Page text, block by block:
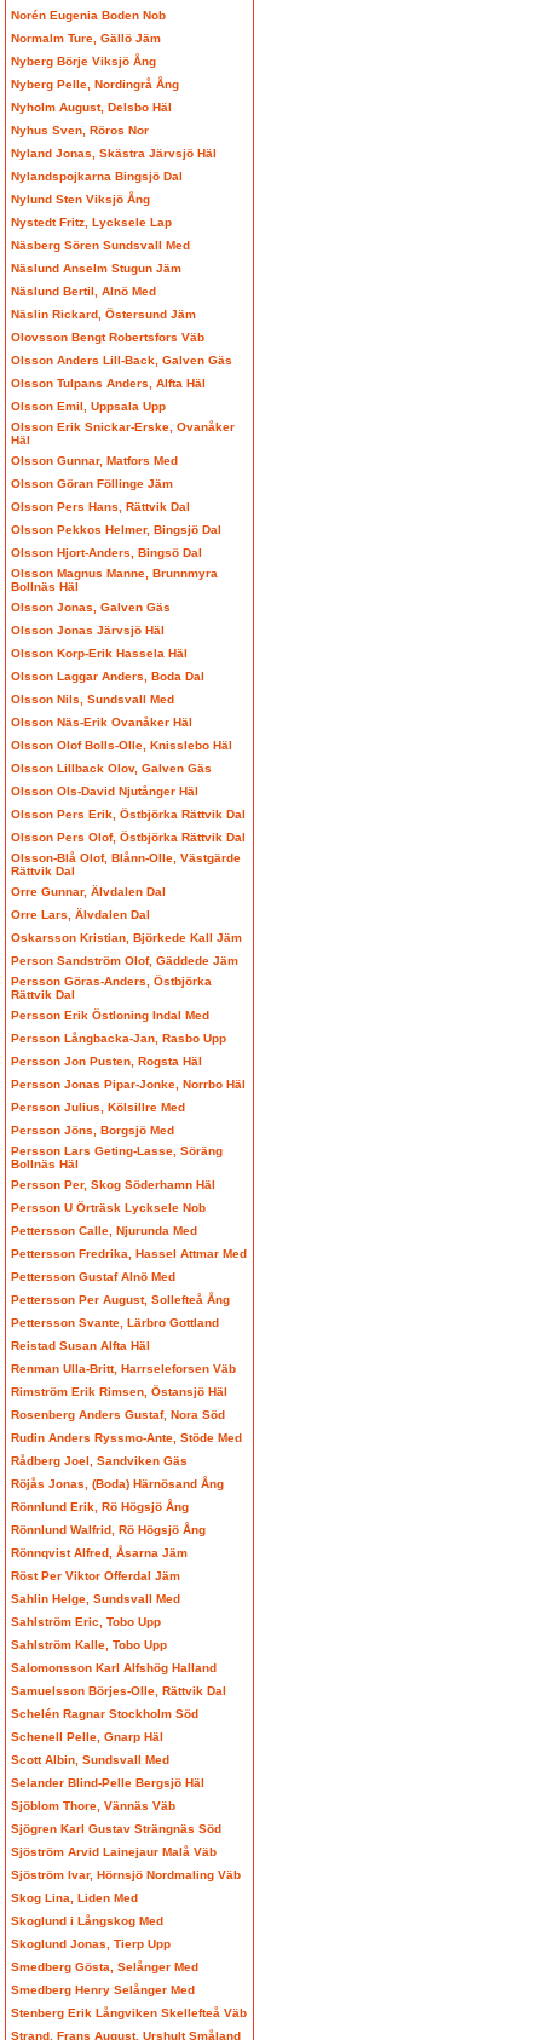
Norén Eugenia Boden Nob
Normalm Ture, Gällö Jäm
Nyberg Börje Viksjö Ång
Nyberg Pelle, Nordingrå Ång
Nyholm August, Delsbo Häl
Nyhus Sven, Röros Nor
Nyland Jonas, Skästra Järvsjö Häl
Nylandspojkarna Bingsjö Dal
Nylund Sten Viksjö Ång
Nystedt Fritz, Lycksele Lap
Näsberg Sören Sundsvall Med
Näslund Anselm Stugun Jäm
Näslund Bertil, Alnö Med
Näslin Rickard, Östersund Jäm
Olovsson Bengt Robertsfors Väb
Olsson Anders Lill-Back, Galven Gäs
Olsson Tulpans Anders, Alfta Häl
Olsson Emil, Uppsala Upp
Olsson Erik Snickar-Erske, Ovanåker
Häl
Olsson Gunnar, Matfors Med
Olsson Göran Föllinge Jäm
Olsson Pers Hans, Rättvik Dal
Olsson Pekkos Helmer, Bingsjö Dal
Olsson Hjort-Anders, Bingsö Dal
Olsson Magnus Manne, Brunnmyra
Bollnäs Häl
Olsson Jonas, Galven Gäs
Olsson Jonas Järvsjö Häl
Olsson Korp-Erik Hassela Häl
Olsson Laggar Anders, Boda Dal
Olsson Nils, Sundsvall Med
Olsson Näs-Erik Ovanåker Häl
Olsson Olof Bolls-Olle, Knisslebo Häl
Olsson Lillback Olov, Galven Gäs
Olsson Ols-David Njutånger Häl
Olsson Pers Erik, Östbjörka Rättvik Dal
Olsson Pers Olof, Östbjörka Rättvik Dal
Olsson-Blå Olof, Blånn-Olle, Västgärde
Rättvik Dal
Orre Gunnar, Älvdalen Dal
Orre Lars, Älvdalen Dal
Oskarsson Kristian, Björkede Kall Jäm
Person Sandström Olof, Gäddede Jäm
Persson Göras-Anders, Östbjörka
Rättvik Dal
Persson Erik Östloning Indal Med
Persson Långbacka-Jan, Rasbo Upp
Persson Jon Pusten, Rogsta Häl
Persson Jonas Pipar-Jonke, Norrbo Häl
Persson Julius, Kölsillre Med
Persson Jöns, Borgsjö Med
Persson Lars Geting-Lasse, Söräng
Bollnäs Häl
Persson Per, Skog Söderhamn Häl
Persson U Örträsk Lycksele Nob
Pettersson Calle, Njurunda Med
Pettersson Fredrika, Hassel Attmar Med
Pettersson Gustaf Alnö Med
Pettersson Per August, Sollefteå Ång
Pettersson Svante, Lärbro Gottland
Reistad Susan Alfta Häl
Renman Ulla-Britt, Harrseleforsen Väb
Rimström Erik Rimsen, Östansjö Häl
Rosenberg Anders Gustaf, Nora Söd
Rudin Anders Ryssmo-Ante, Stöde Med
Rådberg Joel, Sandviken Gäs
Röjås Jonas, (Boda) Härnösand Ång
Rönnlund Erik, Rö Högsjö Ång
Rönnlund Walfrid, Rö Högsjö Ång
Rönnqvist Alfred, Åsarna Jäm
Röst Per Viktor Offerdal Jäm
Sahlin Helge, Sundsvall Med
Sahlström Eric, Tobo Upp
Sahlström Kalle, Tobo Upp
Salomonsson Karl Alfshög Halland
Samuelsson Börjes-Olle, Rättvik Dal
Schelén Ragnar Stockholm Söd
Schenell Pelle, Gnarp Häl
Scott Albin, Sundsvall Med
Selander Blind-Pelle Bergsjö Häl
Sjöblom Thore, Vännäs Väb
Sjögren Karl Gustav Strängnäs Söd
Sjöström Arvid Lainejaur Malå Väb
Sjöström Ivar, Hörnsjö Nordmaling Väb
Skog Lina, Liden Med
Skoglund i Långskog Med
Skoglund Jonas, Tierp Upp
Smedberg Gösta, Selånger Med
Smedberg Henry Selånger Med
Stenberg Erik Långviken Skellefteå Väb
Strand, Frans August, Urshult Småland